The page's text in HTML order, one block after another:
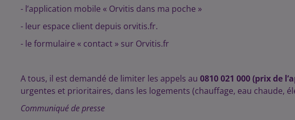
- l’application mobile « Orvitis dans ma poche »
- leur espace client depuis orvitis.fr.
- le formulaire « contact » sur Orvitis.fr
A tous, il est demandé de limiter les appels au 0810 021 000 (prix de
urgentes et prioritaires, dans les logements (chauffage, eau chaude,
Communiqué de presse